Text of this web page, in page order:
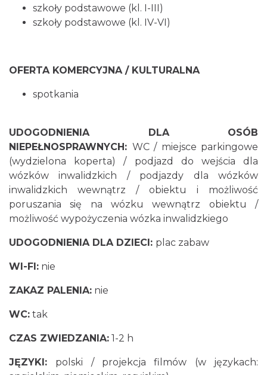
szkoły podstawowe (kl. I-III)
szkoły podstawowe (kl. IV-VI)
OFERTA KOMERCYJNA / KULTURALNA
spotkania
UDOGODNIENIA DLA OSÓB
NIEPEŁNOSPRAWNYCH: WC / miejsce parkingowe
(wydzielona koperta) / podjazd do wejścia dla
wózków inwalidzkich / podjazdy dla wózków
inwalidzkich wewnątrz / obiektu i możliwość
poruszania się na wózku wewnątrz obiektu /
możliwość wypożyczenia wózka inwalidzkiego
UDOGODNIENIA DLA DZIECI: plac zabaw
WI-FI: nie
ZAKAZ PALENIA: nie
WC: tak
CZAS ZWIEDZANIA: 1-2 h
JĘZYKI: polski / projekcja filmów (w językach: